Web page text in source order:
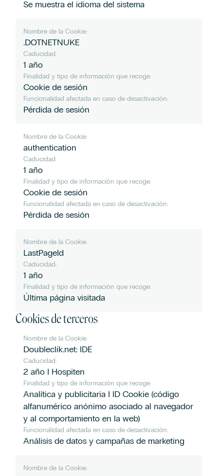
Se muestra el idioma del sistema
Nombre de la Cookie:
.DOTNETNUKE
Caducidad:
1 año
Finalidad y tipo de información que recoge:
Cookie de sesión
Funcionalidad afectada en caso de desactivación:
Pérdida de sesión
Nombre de la Cookie:
authentication
Caducidad:
1 año
Finalidad y tipo de información que recoge:
Cookie de sesión
Funcionalidad afectada en caso de desactivación:
Pérdida de sesión
Nombre de la Cookie:
LastPageId
Caducidad:
1 año
Finalidad y tipo de información que recoge:
Última página visitada
Cookies de terceros
Nombre de la Cookie:
Doubleclik.net: IDE
Caducidad:
2 año I Hospiten
Finalidad y tipo de información que recoge:
Analítica y publicitaria I ID Cookie (código
alfanumérico anónimo asociado al navegador
y al comportamiento en la web)
Funcionalidad afectada en caso de desactivación:
Análisis de datos y campañas de marketing
Nombre de la Cookie: